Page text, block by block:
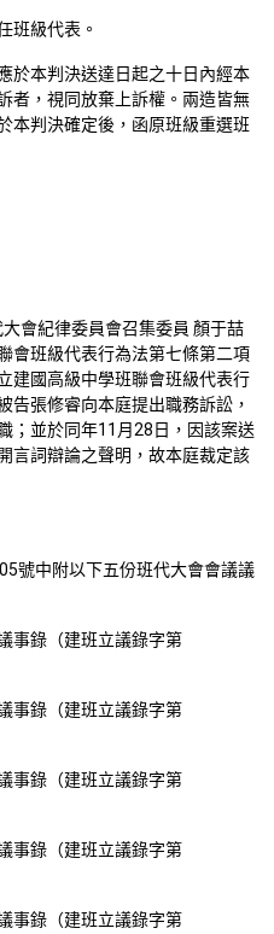
班級代表。
於本判決送達日起之十日內經本
者，視同放棄上訴權。兩造皆無
本判決確定後，函原班級重選班
大會紀律委員會召集委員 顏于喆
會班級代表行為法第七條第二項
建國高級中學班聯會班級代表行
告張修睿向本庭提出職務訴訟，
；並於同年11 月 28 日，因該案送
言詞辯論之聲明，故本庭裁定該
號中附以下五份班代大會會議議
事錄（建班立議錄字第
事錄（建班立議錄字第
事錄（建班立議錄字第
事錄（建班立議錄字第
事錄（建班立議錄字第